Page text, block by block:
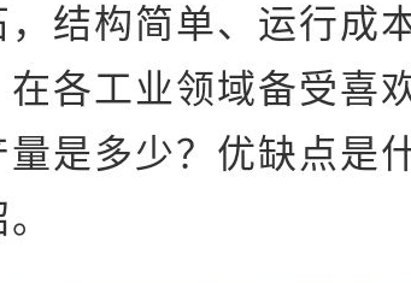
结构简单、运行成
各工业领域备受喜
是多少？优缺点是